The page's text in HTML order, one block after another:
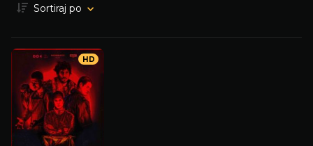
Sortiraj po
HD